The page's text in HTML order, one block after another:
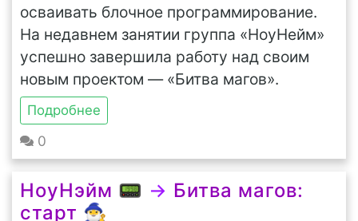
осваивать блочное программирование.
На недавнем занятии группа «НоуНейм»
успешно завершила работу над своим
новым проектом — «Битва магов».
Подробнее
0
НоуНэйм 📟 → Битва магов:
старт 🧙‍♂️